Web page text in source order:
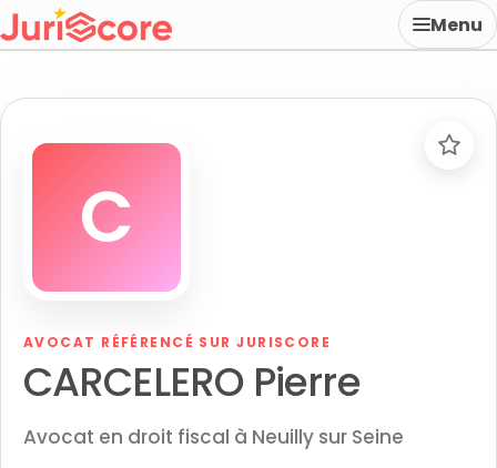
Menu
C
AVOCAT RÉFÉRENCÉ SUR JURISCORE
CARCELERO Pierre
Avocat en droit fiscal à Neuilly sur Seine